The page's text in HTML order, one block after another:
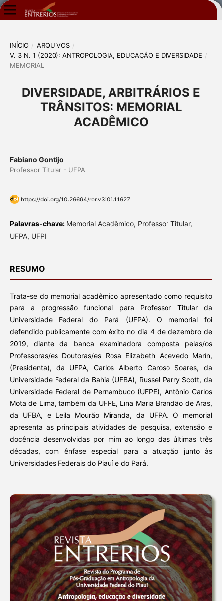
INÍCIO / ARQUIVOS /
V. 3 N. 1 (2020): ANTROPOLOGIA, EDUCAÇÃO E DIVERSIDADE /
MEMORIAL
DIVERSIDADE, ARBITRÁRIOS E
TRÂNSITOS: MEMORIAL
ACADÊMICO
Fabiano Gontijo
Professor Titular - UFPA
https://doi.org/10.26694/rer.v3i01.11627
Palavras-chave: Memorial Acadêmico, Professor Titular,
UFPA, UFPI
RESUMO
Trata-se do memorial acadêmico apresentado como requisito
para a progressão funcional para Professor Titular da
Universidade Federal do Pará (UFPA). O memorial foi
defendido publicamente com êxito no dia 4 de dezembro de
2019, diante da banca examinadora composta pelas/os
Professoras/es Doutoras/es Rosa Elizabeth Acevedo Marín,
(Presidenta), da UFPA, Carlos Alberto Caroso Soares, da
Universidade Federal da Bahia (UFBA), Russel Parry Scott, da
Universidade Federal de Pernambuco (UFPE), Antônio Carlos
Mota de Lima, também da UFPE, Lina Maria Brandão de Aras,
da UFBA, e Leila Mourão Miranda, da UFPA. O memorial
apresenta as principais atividades de pesquisa, extensão e
docência desenvolvidas por mim ao longo das últimas três
décadas, com ênfase especial para a atuação junto às
Universidades Federais do Piauí e do Pará.